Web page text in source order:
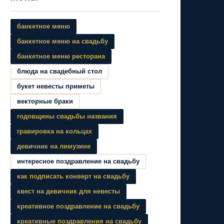
банкетное меню
банкетное меню на свадьбу
банкетное меню ресторана
блюда на свадебный стол
букет невесты приметы
векторные браки
годовщины свадьбы названия
гравировка на кольцах
девичник на лимузине
интересное поздравление на свадьбу
как подписать конверт на свадьбу
квест на девичник для невесты
креативное поздравление на свадьбу
креативные поздравления на свадьбу